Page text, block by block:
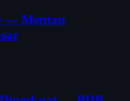
— Mentan